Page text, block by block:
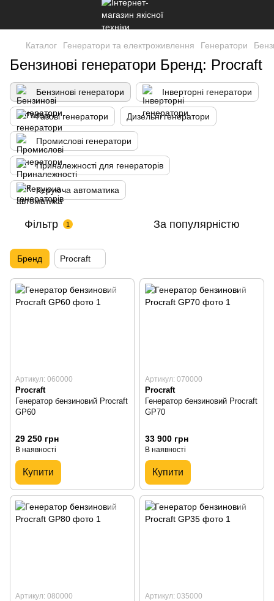
Каталог Генератори та електроживлення Генератори
Бензинові генератори Бренд: Procraft
Бензинові генератори Інверторні генератори
Газові генератори Дизельні генератори
Промислові генератори
Приналежності для генераторів
Керуюча автоматика
Фільтр 1 За популярністю
Бренд Procraft
Артикул: 060000
Procraft
Генератор бензиновий Procraft
GP60
29 250 грн
В наявності
Купити
Артикул: 070000
Procraft
Генератор бензиновий Procraft
GP70
33 900 грн
В наявності
Купити
Артикул: 080000 Артикул: 035000